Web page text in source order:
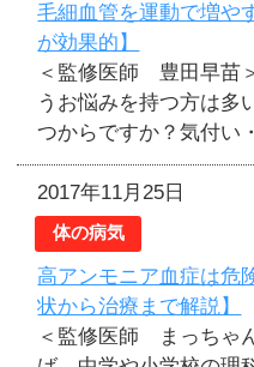
毛細血管を運動で増や
が効果的】
＜監修医師 豊田早苗
うお悩みを持つ方は多
つからですか？気付い
2017年11月25日
体の病気
高アンモニア血症は危
状から治療まで解説】
＜監修医師 まっちゃ